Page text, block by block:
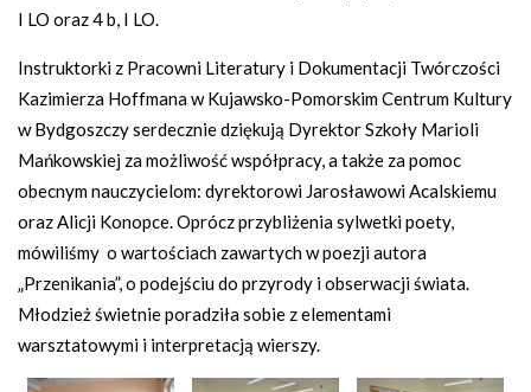
I LO oraz 4 b, I LO.
Instruktorki z Pracowni Literatury i Dokumentacji Twórczości
Kazimierza Hoffmana w Kujawsko-Pomorskim Centrum Kultury
w Bydgoszczy serdecznie dziękują Dyrektor Szkoły Marioli
Mańkowskiej za możliwość współpracy, a także za pomoc
obecnym nauczycielom: dyrektorowi Jarosławowi Acalskiemu
oraz Alicji Konopce. Oprócz przybliżenia sylwetki poety,
mówiliśmy o wartościach zawartych w poezji autora
„Przenikania”, o podejściu do przyrody i obserwacji świata.
Młodzież świetnie poradziła sobie z elementami
warsztatowymi i interpretacją wierszy.